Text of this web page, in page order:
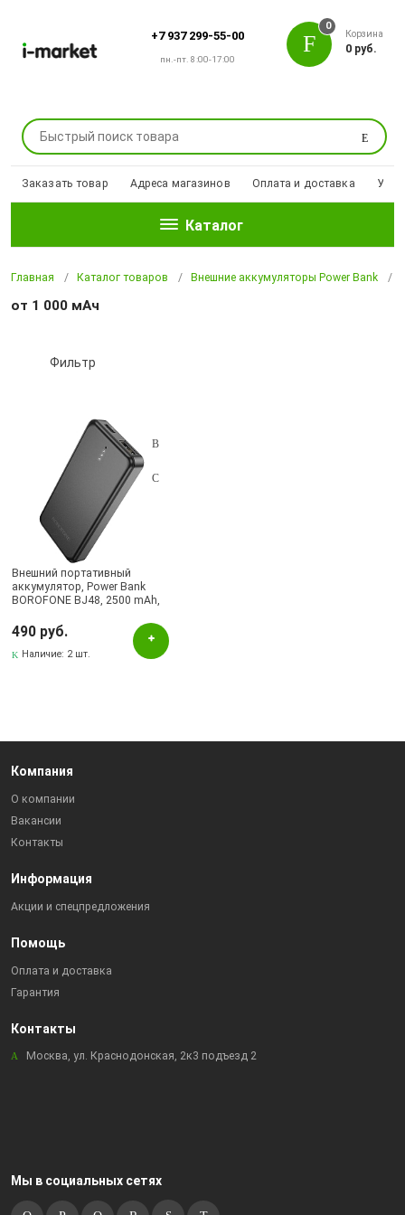
+7 937 299-55-00
пн.-пт. 8:00-17:00
Поиск
0
Корзина
0 руб.
Заказать товар Адреса магазинов Оплата и доставка
Каталог
Главная Каталог товаров Внешние аккумуляторы Power Bank
от 1 000 мАч
Фильтр
Подбор параметров
Цвет
Черный
Бренд
BOROFONE
Наличие в магазинах
Внешний портативный
аккумулятор, Power Bank
BOROFONE BJ48, 2500 mAh,
490 руб.
Наличие: 2 шт.
Компания
О компании
Вакансии
Контакты
Информация
Акции и спецпредложения
Помощь
Оплата и доставка
Гарантия
Контакты
Москва, ул. Краснодонская, 2к3 подъезд 2
Мы в социальных сетях